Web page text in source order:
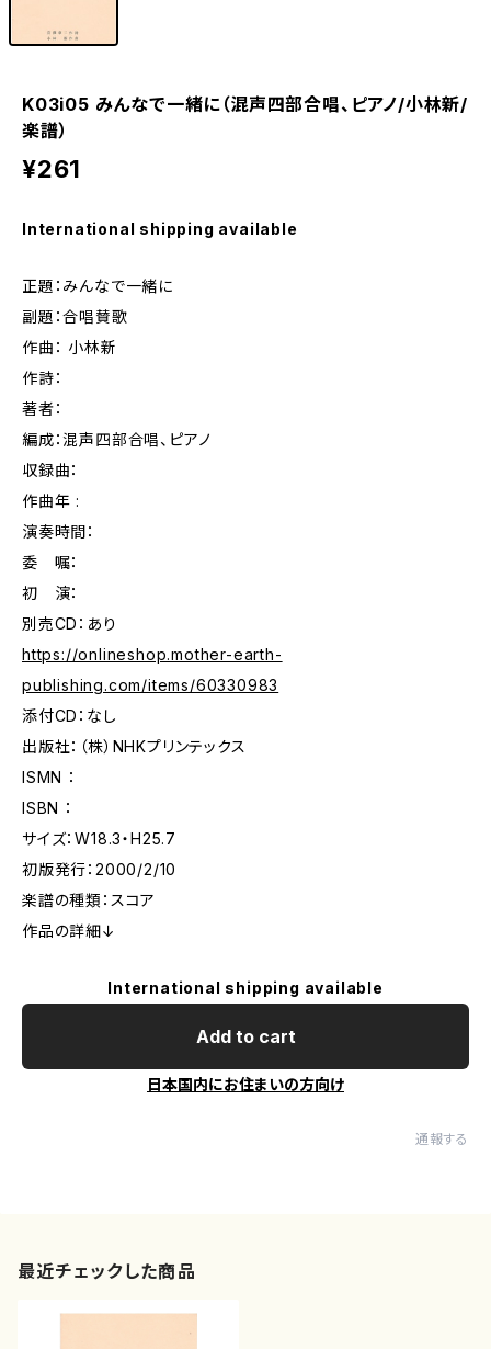
K03i05 みんなで一緒に（混声四部合唱、ピアノ/小林新/
楽譜）
¥261
International shipping available
正題：みんなで一緒に
副題：合唱賛歌
作曲： 小林新
作詩：
著者：
編成：混声四部合唱、ピアノ
収録曲：
作曲年 :
演奏時間：
委 嘱：
初 演：
別売CD：あり
https://onlineshop.mother-earth-
publishing.com/items/60330983
添付CD：なし
出版社：（株）NHKプリンテックス
ISMN ：
ISBN ：
サイズ：W18.3・H25.7
初版発行：2000/2/10
楽譜の種類：スコア
作品の詳細↓
International shipping available
Add to cart
日本国内にお住まいの方向け
通報する
最近チェックした商品